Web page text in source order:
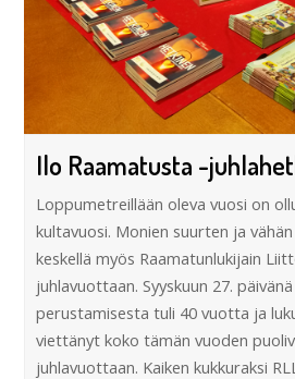
Ilo Raamatusta -
Loppumetreillään oleva vuosi on
kultavuosi. Monien suurten ja
keskellä myös Raamatunlukijain
juhlavuottaan. Syyskuun 27. päivänä
perustamisesta tuli 40 vuotta ja
viettänyt koko tämän vuoden
juhlavuottaan. Kaiken kukkuraksi